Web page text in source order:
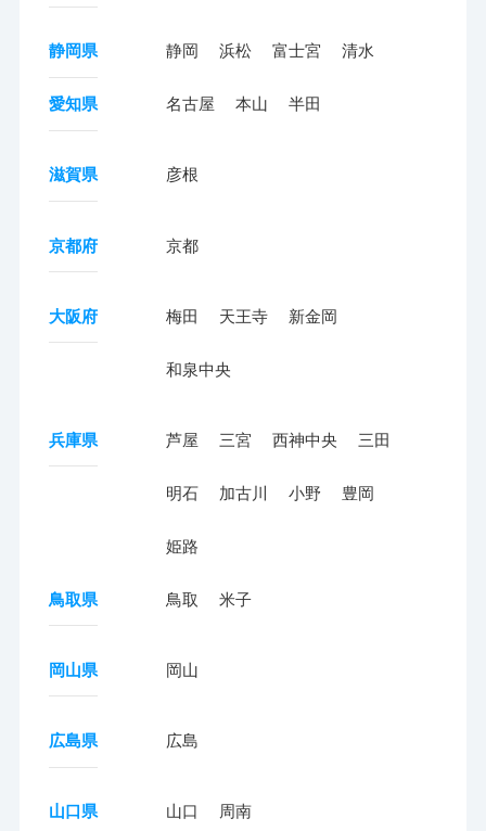
静岡県 静岡 浜松 富士宮 清水
愛知県 名古屋 本山 半田
滋賀県 彦根
京都府 京都
大阪府 梅田 天王寺 新金岡
和泉中央
兵庫県 芦屋 三宮 西神中央 三田
明石 加古川 小野 豊岡
姫路
鳥取県 鳥取 米子
岡山県 岡山
広島県 広島
山口県 山口 周南